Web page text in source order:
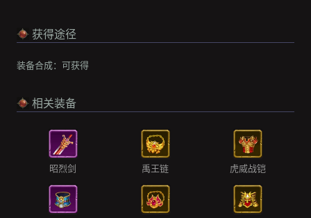
获得途径
装备合成： 可获得
相关装备
昭烈剑 禹王链 虎威战铠